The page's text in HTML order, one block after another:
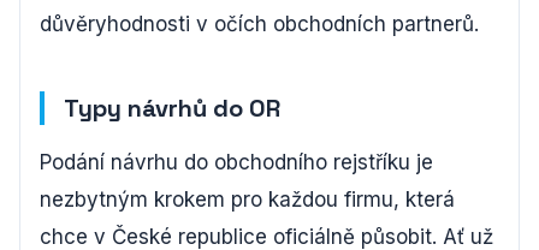
důvěryhodnosti v očích obchodních partnerů.
Typy návrhů do OR
Podání návrhu do obchodního rejstříku je
nezbytným krokem pro každou firmu, která
chce v České republice oficiálně působit. Ať už